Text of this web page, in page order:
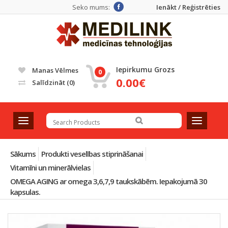
Ienākt / Reģistrēties
Seko mums:
Manas Vēlmes
Salīdzināt (0)
0 Iepirkumu Grozs
0.00€
T
o
g
g
e
n
a
i
T
o
g
n
i
Sākums Produkti veselības stiprināšanai
Vitamīni un minerālvielas
OMEGA AGING ar omega 3,6,7,9 taukskābēm. Iepakojumā 30
kapsulas.